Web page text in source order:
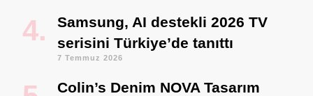
Samsung, AI destekli 2026 TV
serisini Türkiye’de tanıttı
7 Temmuz 2026
Colin’s Denim NOVA Tasarım